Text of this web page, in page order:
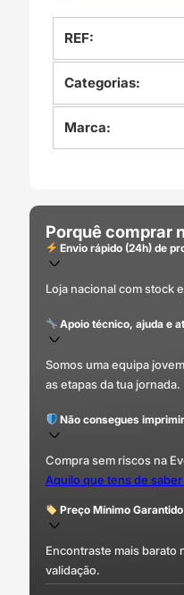
REF:
Categorias:
Marca:
Porquê comprar
Envio rápido (24h) de
Loja nacional com stock
Apoio técnico, ajuda e
Somos uma equipa
as etapas da tua jornada.
Não consegues
Compra sem riscos na
Aquilo que tens de
Preço Mínimo Garantido
Encontraste mais barato
validação.